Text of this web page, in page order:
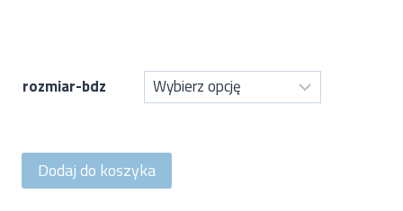
rozmiar-bdz
ilość
Bluza
Dodaj do koszyka